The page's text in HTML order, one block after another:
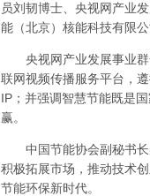
员刘韧博士、央视网产业
能（北京）核能科技有限
央视网产业发展事业群
联网视频传播服务平台，
IP；并强调智慧节能既是
赢。
中国节能协会副秘书长
积极拓展市场，推动技术
节能环保新时代。